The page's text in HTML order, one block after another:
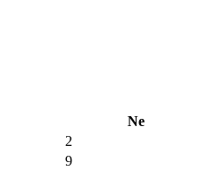
Ne
2
9